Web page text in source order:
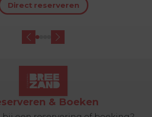
Direct reserveren
& Boeken